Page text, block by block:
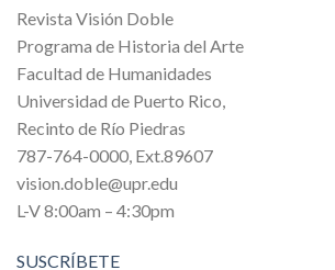
Revista Visión Doble
Programa de Historia del Arte
Facultad de Humanidades
Universidad de Puerto Rico,
Recinto de Río Piedras
787-764-0000, Ext.89607
vision.doble@upr.edu
L-V 8:00am – 4:30pm
SUSCRÍBETE